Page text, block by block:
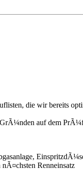
die wir bereits
auf dem
Renneinsatz